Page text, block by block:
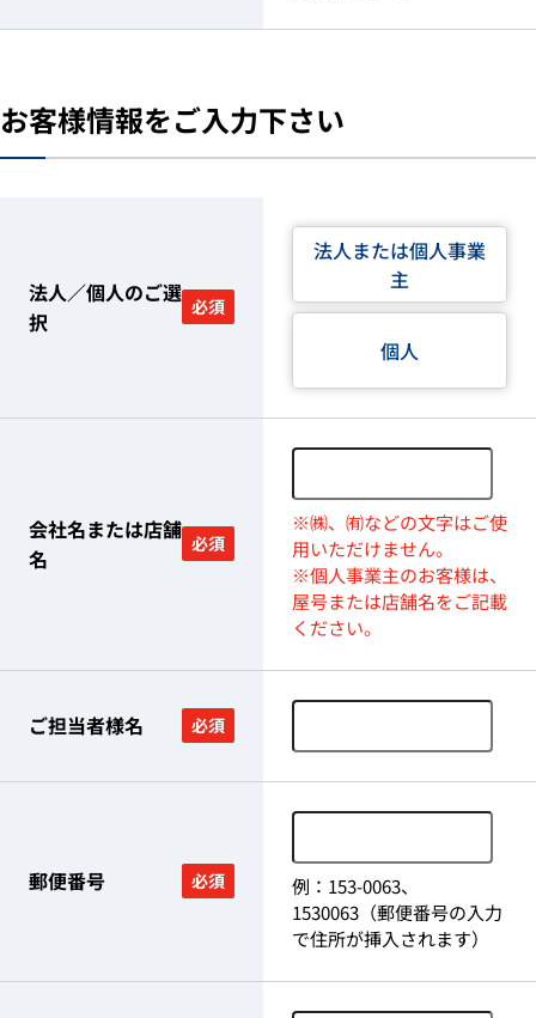
お客様情報をご入力下さい
法人／個人のご選
択
必須
法人または個人事業
主
個人
会社名または店舗
名
必須
※㈱、㈲などの文字はご使
用いただけません。
※個人事業主のお客様は、
屋号または店舗名をご記載
ください。
ご担当者様名 必須
郵便番号 必須
例：153-0063、
1530063（郵便番号の入力
で住所が挿入されます）